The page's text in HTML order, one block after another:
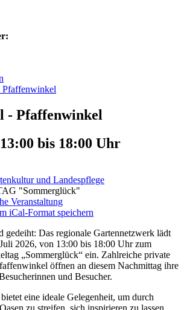
- Pfaffenwinkel
bis 18:00 Uhr
und Landespflege
"Sommerglück"
Veranstaltung
iCal-Format speichern
gedeiht: Das regionale Gartennetzwerk lädt
2026, von 13:00 bis 18:00 Uhr zum
„Sommerglück“ ein. Zahlreiche private
öffnen an diesem Nachmittag ihre
und Besucher.
eine ideale Gelegenheit, um durch
zu streifen, sich inspirieren zu lassen